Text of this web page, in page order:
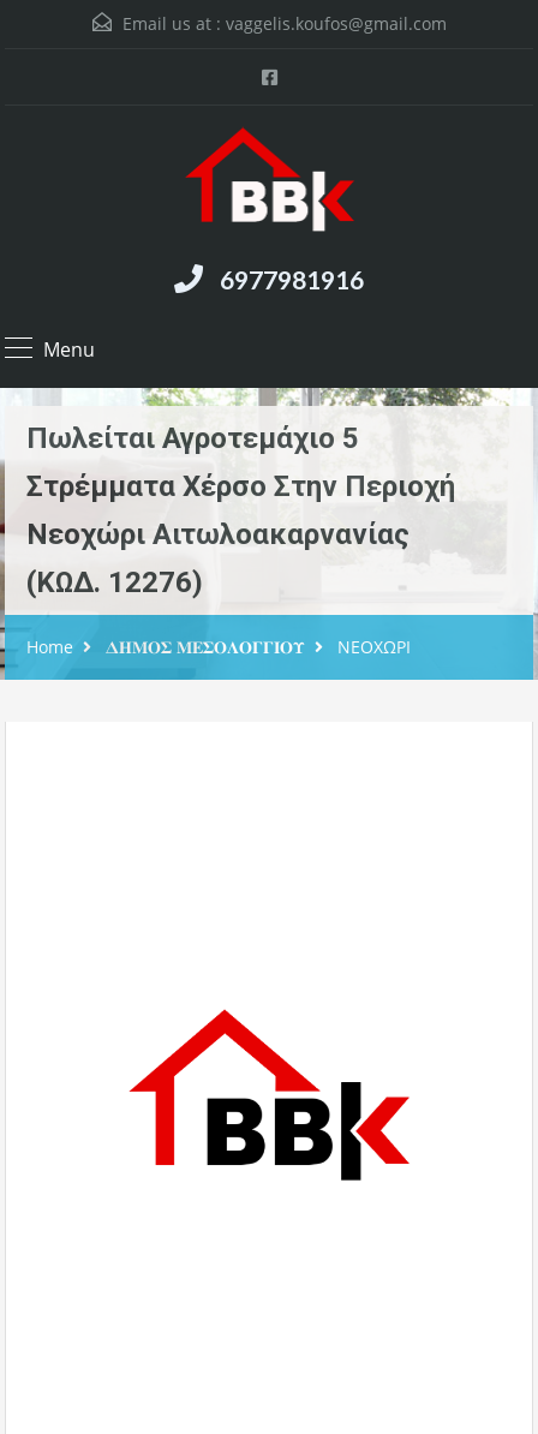
Email us at : vaggelis.koufos@gmail.com
6977981916
Menu
Πωλείται Αγροτεμάχιο 5
Στρέμματα Χέρσο Στην Περιοχή
Νεοχώρι Αιτωλοακαρνανίας
(ΚΩΔ. 12276)
Home 𝚫𝚮𝚳𝚶𝚺 𝚳𝚬𝚺𝚶𝚲𝚶𝚪𝚪𝚰𝚶𝚼 ΝΕΟΧΩΡΙ